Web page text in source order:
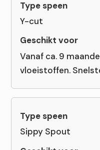
Y-cut
Vanaf ca. 9
vloeistoffen.
Sippy Spout